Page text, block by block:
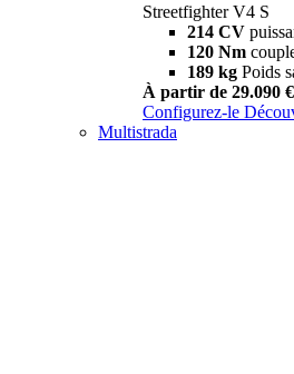
Streetfighter V4 S
214 CV
120 Nm
189 kg Poids
À partir de 29.090 €
Configurez-le
Multistrada